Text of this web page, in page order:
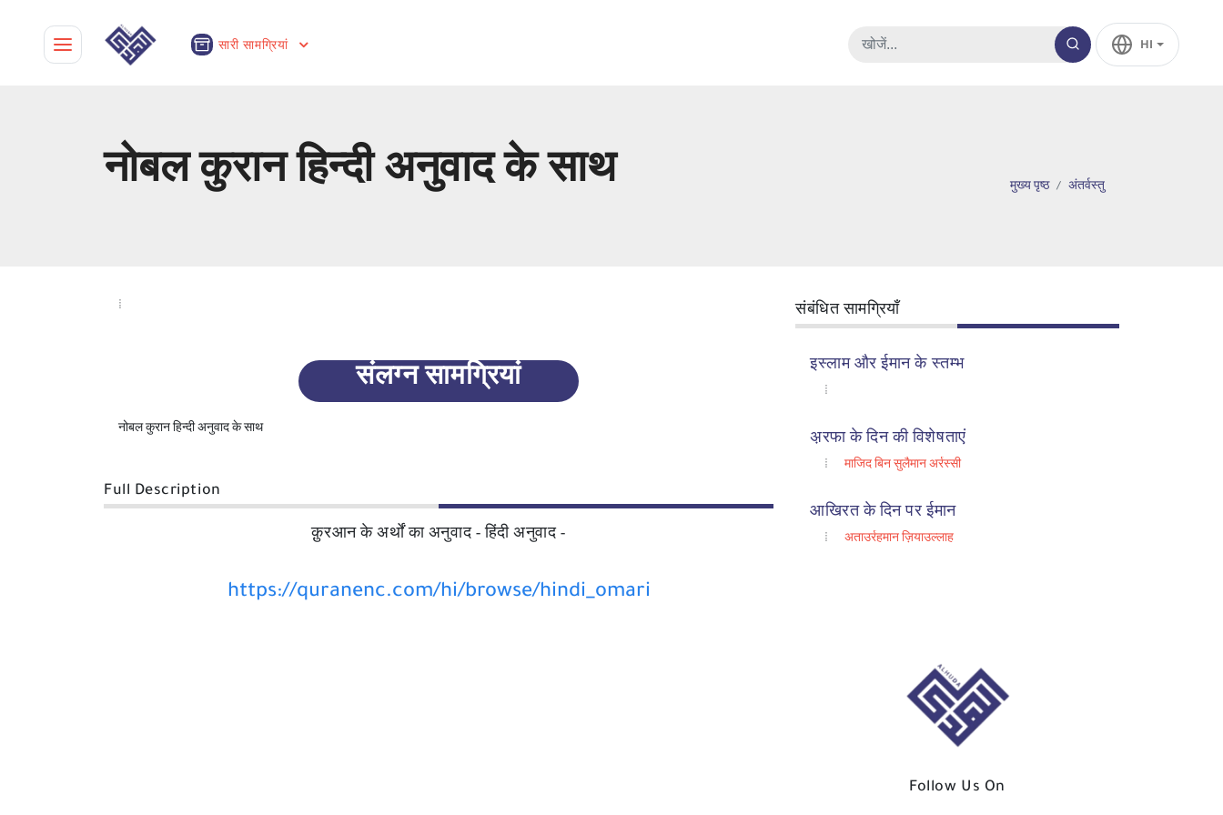
सारी सामग्रियां HI
नोबल कुरान हिन्दी अनुवाद के साथ मुख्य पृष्ठ अंतर्वस्तु
संलग्न सामग्रियां
नोबल कुरान हिन्दी अनुवाद के साथ
Full Description
क़ुरआन के अर्थों का अनुवाद - हिंदी अनुवाद -
https://quranenc.com/hi/browse/hindi_omari
संबंधित सामग्रियाँ
इस्लाम और ईमान के स्तम्भ
अ़रफा के दिन की विशेषताएं
माजिद बिन सुलैमान अर्रस्सी
आखिरत के दिन पर ईमान
अताउर्रहमान ज़ियाउल्लाह
Follow Us On